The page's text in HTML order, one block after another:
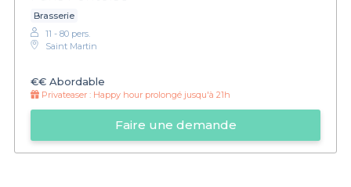
Brasserie
11 - 80 pers.
Saint Martin
€€ Abordable
Privateaser : Happy hour prolongé jusqu'à 21h
Faire une demande